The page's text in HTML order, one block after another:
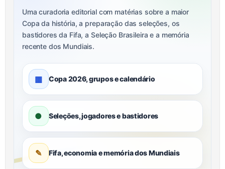
Uma curadoria editorial com matérias sobre a maior
Copa da história, a preparação das seleções, os
bastidores da Fifa, a Seleção Brasileira e a memória
recente dos Mundiais.
▦ Copa 2026, grupos e calendário
● Seleções, jogadores e bastidores
✎ Fifa, economia e memória dos Mundiais